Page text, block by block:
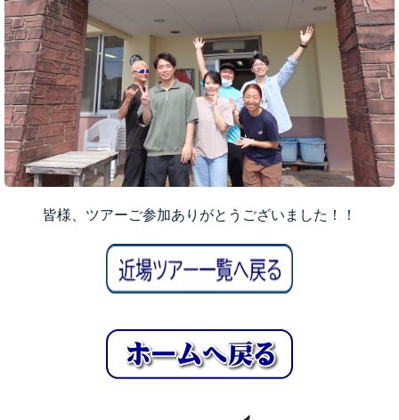
皆様、ツアーご参加ありがとうございました！！